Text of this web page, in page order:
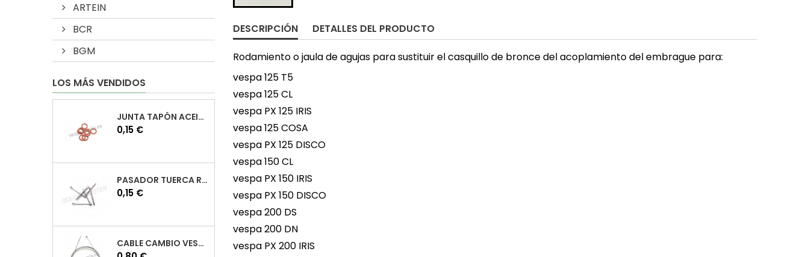
ARTEIN
BCR
BGM
LOS MÁS VENDIDOS
JUNTA TAPÓN ACEITE VESPA
Precio
0,15 €
PASADOR TUERCA RUEDA VESPA
Precio
0,15 €
CABLE CAMBIO VESPA
DESCRIPCIÓN DETALLES DEL PRODUCTO
Rodamiento o jaula de agujas para sustituir el casquillo de bronce del acoplamiento del embrague para:
vespa 125 T5
vespa 125 CL
vespa PX 125 IRIS
vespa 125 COSA
vespa PX 125 DISCO
vespa 150 CL
vespa PX 150 IRIS
vespa PX 150 DISCO
vespa 200 DS
vespa 200 DN
vespa PX 200 IRIS